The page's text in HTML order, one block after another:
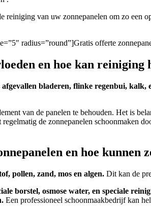
van uw zonnepanelen om zo een
radius=”round”]Gratis offerte
en hoe kan reiniging
bladeren, flinke regenbui, kalk,
van de panelen te behouden. Het is
de zonnepanelen schoonmaken
en hoe kunnen
pollen, zand, mos en algen. Dit kan de
borstel, osmose water, en speciale
Een professioneel schoonmaakbedrijf kan